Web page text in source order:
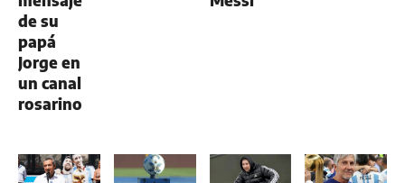
de su
papá
Jorge en
un canal
rosarino